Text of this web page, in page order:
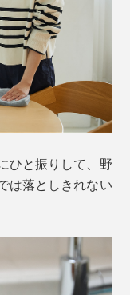
ひと振りして、野
は落としきれない